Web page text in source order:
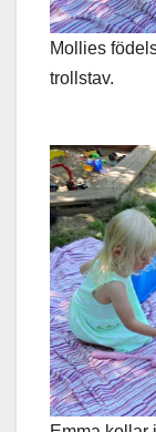
Mollies
trollstav.